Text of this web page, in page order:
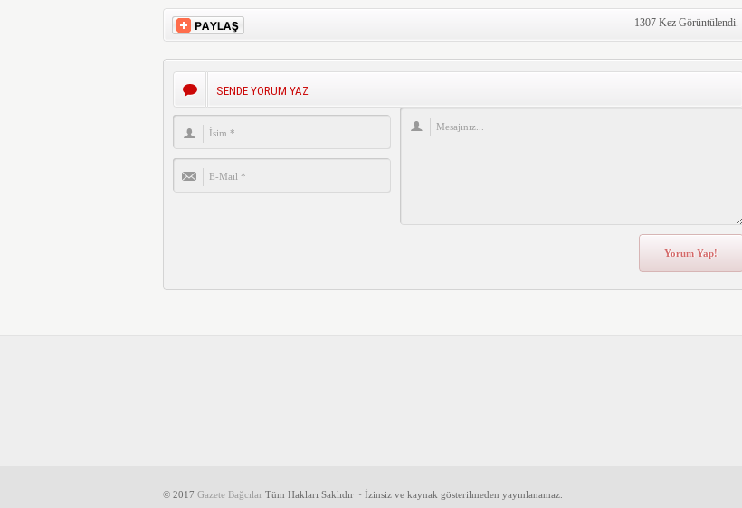
1307 Kez Görüntülendi.
SENDE YORUM YAZ
© 2017 Gazete BağcılarTüm Hakları Saklıdır ~ İzinsiz ve kaynak gösterilmeden yayınlanamaz.